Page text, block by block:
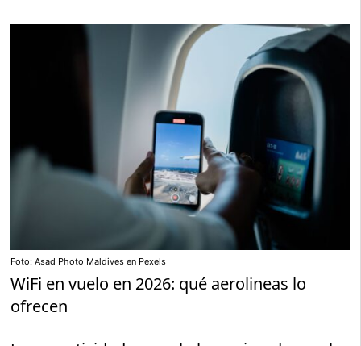
Foto: Asad Photo Maldives en Pexels
WiFi en vuelo en 2026: qué aerolineas lo
ofrecen